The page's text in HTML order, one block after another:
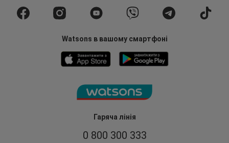
Гаряча лінія
0 800 300 333
Watsons в вашому смартфоні